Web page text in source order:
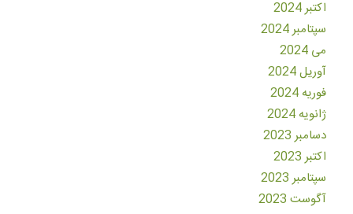
اکتبر 2024
سپتامبر 2024
می 2024
آوریل 2024
فوریه 2024
ژانویه 2024
دسامبر 2023
اکتبر 2023
سپتامبر 2023
آگوست 2023